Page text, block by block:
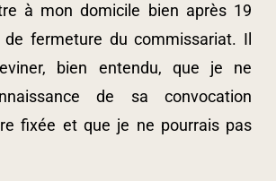
à mon domicile bien après 19
de fermeture du commissariat. Il
bien entendu, que je ne
de sa convocation
fixée et que je ne pourrais pas